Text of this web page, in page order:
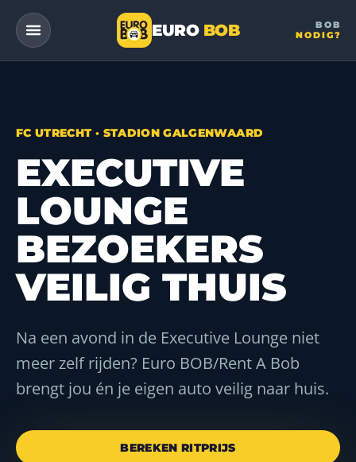
EURO BOB
— a DriveMe company
BOB
NODIG?
FC UTRECHT · STADION GALGENWAARD
EXECUTIVE
LOUNGE
BEZOEKERS
VEILIG THUIS
Na een avond in de Executive Lounge niet
meer zelf rijden? Euro BOB/Rent A Bob
brengt jou én je eigen auto veilig naar huis.
BEREKEN RITPRIJS